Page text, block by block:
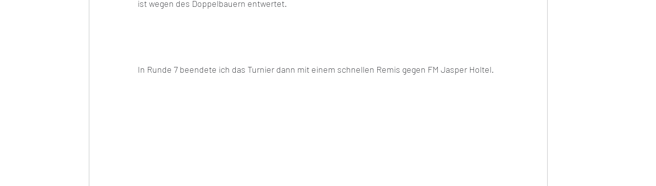
ist wegen des Doppelbauern entwertet.
In Runde 7 beendete ich das Turnier dann mit einem schnellen Remis gegen FM Jasper Holtel.